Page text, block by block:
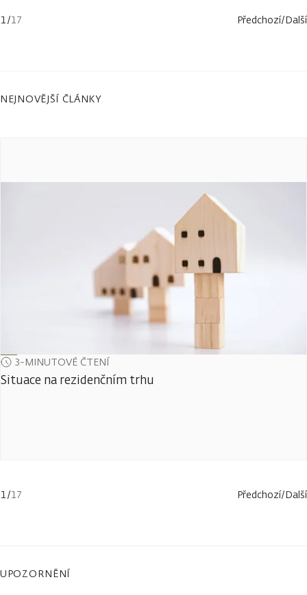
1/17 Předchozí/Další
NEJNOVĚJŠÍ ČLÁNKY
3-MINUTOVÉ ČTENÍ
Situace na rezidenčním trhu
1/17 Předchozí/Další
UPOZORNĚNÍ